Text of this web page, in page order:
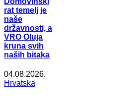
rat temelj je
naše
državnosti, a
VRO Oluja
kruna svih
naših bitaka
04.08.2026.
Hrvatska